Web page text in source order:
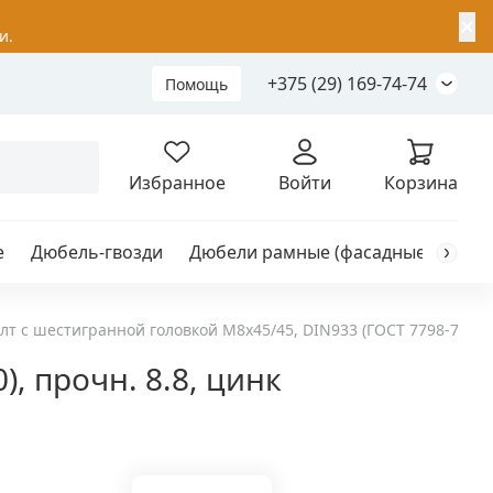
Помощь +375 (29) 169-74-74
Избранное Войти Корзина
Дюбель-гвозди Дюбели рамные (фасадные)
с шестигранной головкой М8х45/45, DIN933 (ГОСТ 7798-70),
прочн. 8.8, цинк